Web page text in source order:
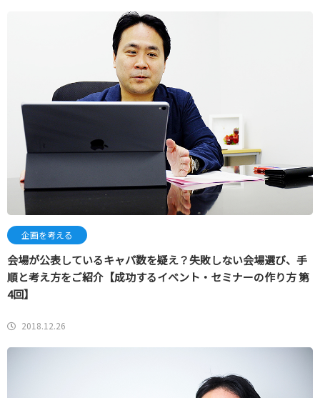
企画を考える
会場が公表しているキャパ数を疑え？失敗しない会場選び、手
順と考え方をご紹介【成功するイベント・セミナーの作り方 第
4回】
2018.12.26